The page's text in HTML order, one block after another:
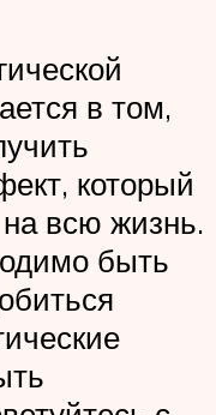
в том,
который
всю жизнь.
быть